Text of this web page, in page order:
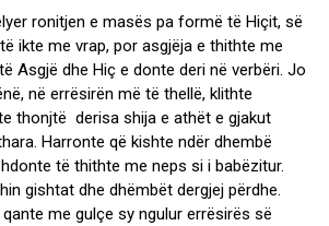
ronitjen e masës pa formë të Hiçit, së
ikte me vrap, por asgjëja e thithte me
Asgjë dhe Hiç e donte deri në verbëri. Jo
në errësirën më të thellë, klithte
thonjtë derisa shija e athët e gjakut
Harronte që kishte ndër dhembë
të thithte me neps si i babëzitur.
gishtat dhe dhëmbët dergjej përdhe.
me gulçe sy ngulur errësirës së